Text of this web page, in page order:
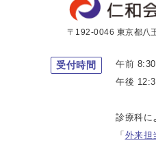
〒192-0046 東京都八
受付時間
午前
午後
診療科に
「 外来担